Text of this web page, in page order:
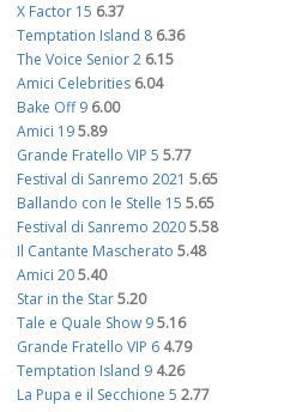
X Factor 15 6.37
Temptation Island 8 6.36
The Voice Senior 2 6.15
Amici Celebrities 6.04
Bake Off 9 6.00
Amici 195.89
Grande Fratello VIP 5 5.77
Festival di Sanremo 2021 5.65
Ballando con le Stelle 15 5.65
Festival di Sanremo 20205.58
Il Cantante Mascherato 5.48
Amici 205.40
Star in the Star5.20
Tale e Quale Show 95.16
Grande Fratello VIP 6 4.79
Temptation Island 9 4.26
La Pupa e il Secchione 5 2.77